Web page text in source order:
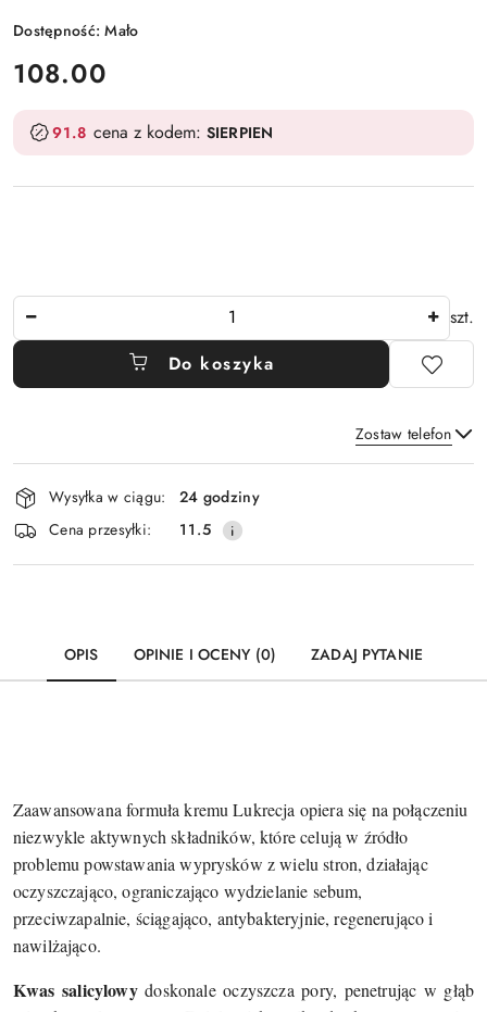
Dostępność:Mało
cena:
108.00
91.8 cena z kodem: SIERPIEN
szt.
Do koszyka
Zostaw telefon
Wyślij
Dostępność
i
dostawa
Wysyłka w ciągu:
24 godziny
Cena przesyłki:
11.5
OPIS OPINIE I OCENY (0) ZADAJ PYTANIE
Zaawansowana formuła kremu Lukrecja opiera się na połączeniu
niezwykle aktywnych składników, które celują w źródło
problemu powstawania wyprysków z wielu stron, działając
oczyszczająco, ograniczająco wydzielanie sebum,
przeciwzapalnie, ściągająco, antybakteryjnie, regenerująco i
nawilżająco.
Kwas salicylowydoskonale oczyszcza pory, penetrując w głąb